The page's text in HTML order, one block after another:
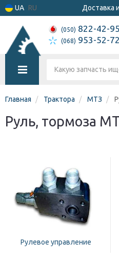
UA RU Доставка
(050) 822-42-95
(068) 953-52-72
Главная Трактора МТЗ
Руль, тормоза
Рулевое управление